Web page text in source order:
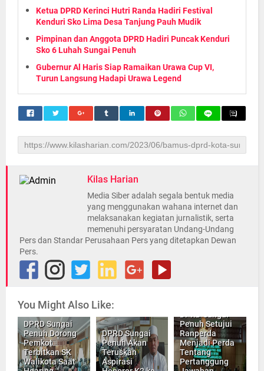
Ketua DPRD Kerinci Hutri Randa Hadiri Festival
Kenduri Sko Lima Desa Tanjung Pauh Mudik
Pimpinan dan Anggota DPRD Hadiri Puncak Kenduri
Sko 6 Luhah Sungai Penuh
Gubernur Al Haris Siap Ramaikan Urawa Cup VI,
Turun Langsung Hadapi Urawa Legend
Kilas Harian
Media Siber adalah segala bentuk media
yang menggunakan wahana internet dan
melaksanakan kegiatan jurnalistik, serta
memenuhi persyaratan Undang-Undang
Pers dan Standar Perusahaan Pers yang ditetapkan Dewan
Pers.
You Might Also Like:
DPRD Sungai
Penuh Dorong
Pemkot
Terbitkan SK
Walikota Saat
DPRD Sungai
Penuh Akan
Teruskan
Aspirasi
Penuh Setujui
Ranperda
Menjadi Perda
Tentang
Pertanggung